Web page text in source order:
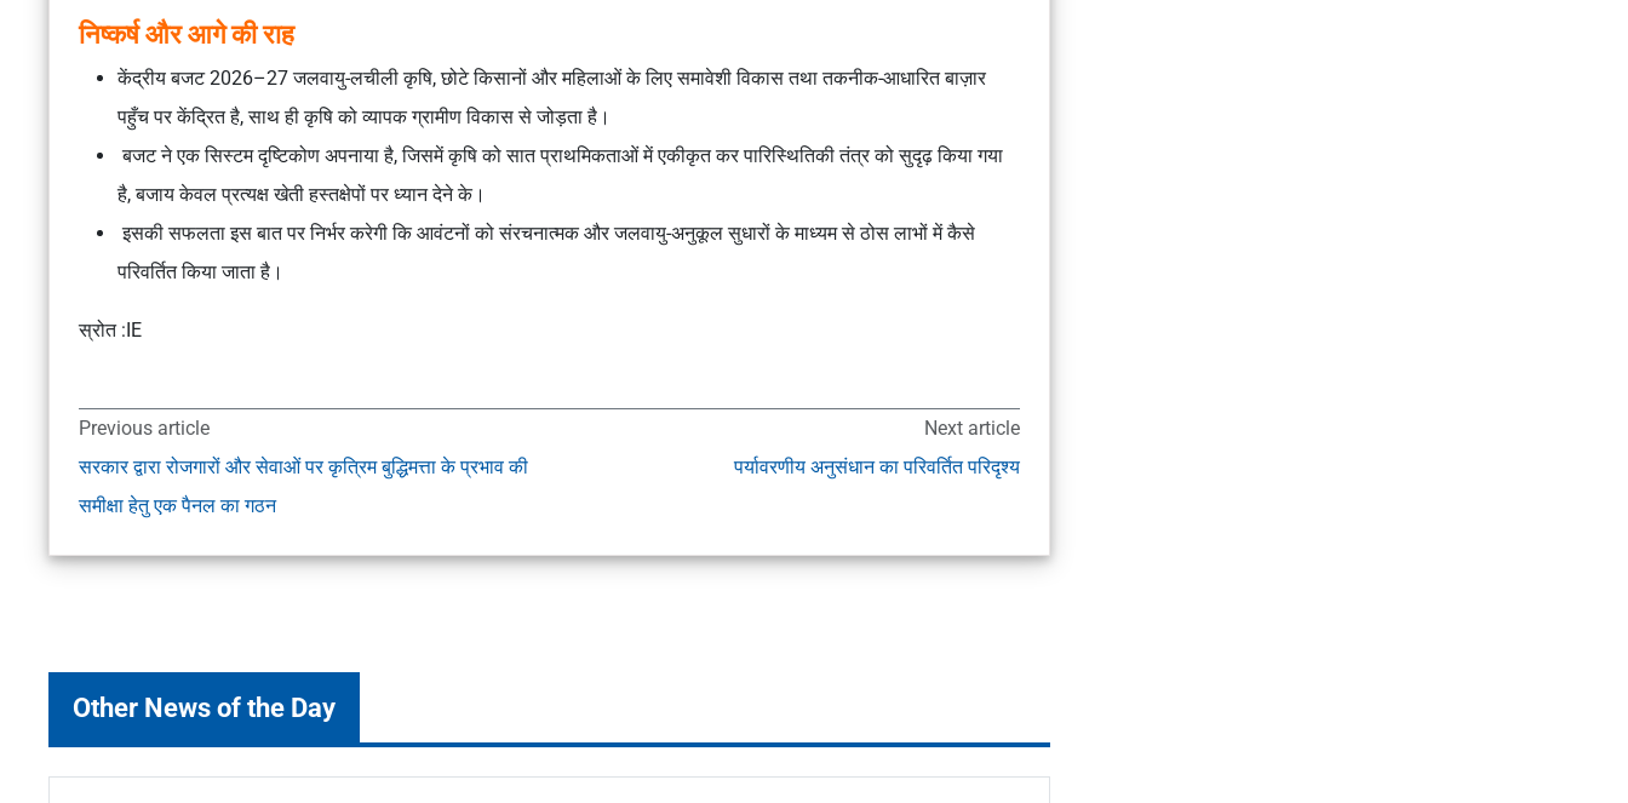
निष्कर्ष और आगे की राह
केंद्रीय बजट 2026–27 जलवायु-लचीली कृषि, छोटे किसानों और महिलाओं के लिए समावेशी विकास तथा तकनीक-आधारित बाज़ार
पहुँच पर केंद्रित है, साथ ही कृषि को व्यापक ग्रामीण विकास से जोड़ता है।
बजट ने एकसिस्टम दृष्टिकोण अपनाया है, जिसमें कृषि को सात प्राथमिकताओं में एकीकृत कर पारिस्थितिकी तंत्र को सुदृढ़ किया गया
है, बजाय केवल प्रत्यक्ष खेती हस्तक्षेपों पर ध्यान देने के।
इसकी सफलता इस बात पर निर्भर करेगी कि आवंटनों को संरचनात्मक और जलवायु-अनुकूल सुधारों के माध्यम से ठोस लाभों में कैसे
परिवर्तित किया जाता है।
स्रोत :IE
Previous article
सरकार द्वारा रोजगारों और सेवाओं पर कृत्रिम बुद्धिमत्ता के प्रभाव की
समीक्षा हेतु एक पैनल का गठन
Next article
पर्यावरणीय अनुसंधान का परिवर्तित परिदृश्य
Other News of the Day